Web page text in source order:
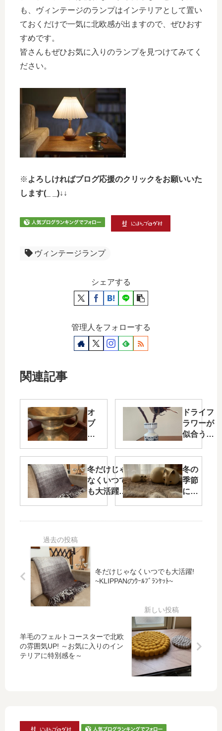
も、ヴィンテージのランプはインテリアとして置い
ておくだけで一気に北欧感が出ますので、ぜひおす
すめです。
皆さんもぜひお気に入りのランプを見つけてみてく
ださい。
※ よろしければブログ応援のクリックをお願いいた
します(_ _)↓↓
ヴィンテージランプ
シェアする
管理人をフォローする
関連記事
オ
ブ
ジ
の
よ
う
な
の
ン
ド
ル
ス
ン
ス
ヴ
ドライフ
ラワーが
似合うモ
のフラワ
ーベース
～ノルウ
ェ
ー:Figgjo
ギオ)～
冬だけじゃ
なくいつで
も大活躍!
ｯﾄ~
冬の
季節
にも
な白
欧イ
ソ
ン：
中の
フォ
冬だけじゃなくいつでも大活躍!
~KLIPPANのｳｰﾙﾌﾞﾗﾝｹｯﾄ~
羊毛のフェルトコースターで北欧
の雰囲気UP! ～お気に入りのイン
テリアに特別感を～